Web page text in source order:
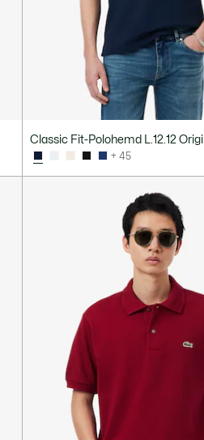
Classic Fit-Polohemd L.12.12
+ 45